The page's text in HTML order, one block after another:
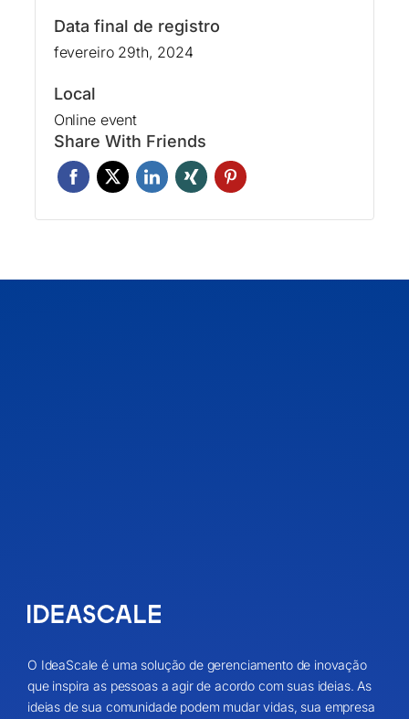
Data final de registro
fevereiro 29th, 2024
Local
Online event
Share With Friends
O IdeaScale é uma solução de gerenciamento de inovação
que inspira as pessoas a agir de acordo com suas ideias. As
ideias de sua comunidade podem mudar vidas, sua empresa